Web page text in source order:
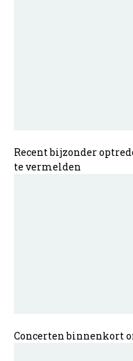
Recent bijzonder
te vermelden
Concerten binnenkort